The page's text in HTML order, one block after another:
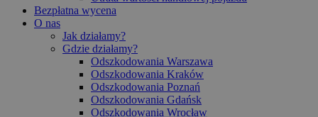
Bezpłatna wycena
O nas
Jak działamy?
Gdzie działamy?
Odszkodowania Warszawa
Odszkodowania Kraków
Odszkodowania Poznań
Odszkodowania Gdańsk
Odszkodowania Wrocław